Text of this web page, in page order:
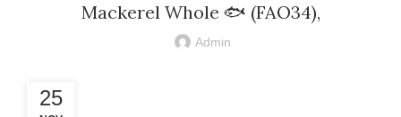
Mackerel Whole 🐟 (FAO34),
Admin
25